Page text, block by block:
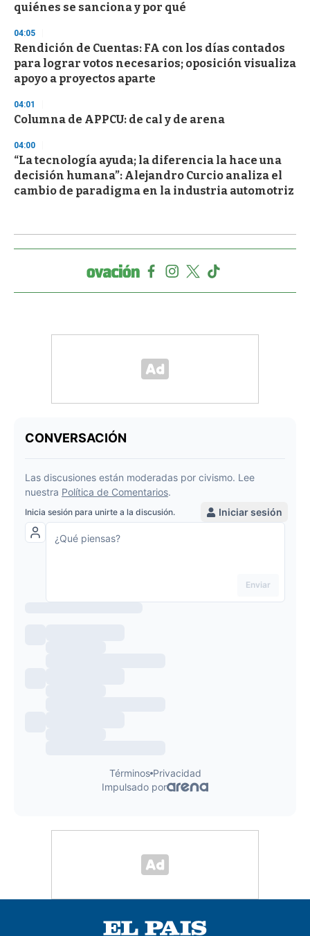
quiénes se sanciona y por qué
04:05
Rendición de Cuentas: FA con los días contados
para lograr votos necesarios; oposición visualiza
apoyo a proyectos aparte
04:01
Columna de APPCU: de cal y de arena
04:00
“La tecnología ayuda; la diferencia la hace una
decisión humana”: Alejandro Curcio analiza el
cambio de paradigma en la industria automotriz